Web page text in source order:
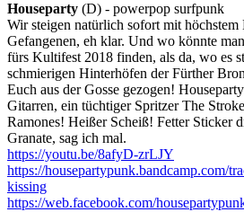
Houseparty (D) - powerpop surfpunk
Wir steigen natürlich sofort mit höchstem
Gefangenen, eh klar. Und wo könnte
fürs Kultifest 2018 finden, als da, wo es
schmierigen Hinterhöfen der Fürther
Euch aus der Gosse gezogen!
Gitarren, ein tüchtiger Spritzer The
Ramones! Heißer Scheiß! Fetter Sticker
Granate, sag ich mal.
https://youtu.be/8afyD-zrLJY
https://housepartypunk.bandcamp.com/
kissing
https://web.facebook.com/